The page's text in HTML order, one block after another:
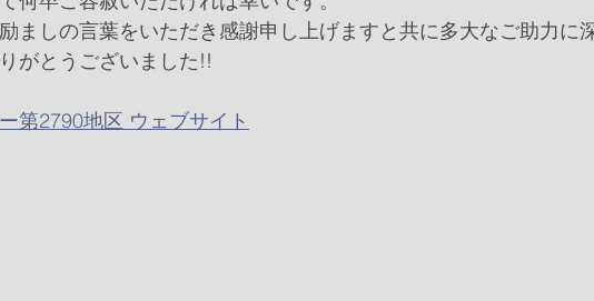
ましの言葉をいただき感謝申し上げますと共に多大なご助力に
がとうございました!!
第2790地区 ウェブサイト